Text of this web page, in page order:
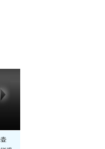
体赛 决赛 第二轮
00:45:30